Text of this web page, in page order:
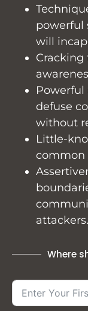
powerful
will
Cracking
defuse
without
Little-
common
attackers.
Where